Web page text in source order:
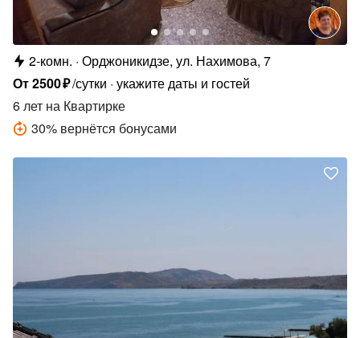
2-комн. Орджоникидзе, ул. Нахимова, 7
От2500₽/сутки укажите даты и гостей
6 лет на Квартирке
30% вернётся бонусами